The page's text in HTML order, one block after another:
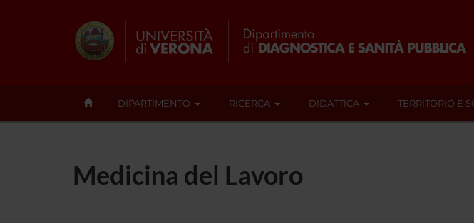
DIPARTIMENTO RICERCA DIDATTICA TERRITORIO E
Medicina del Lavoro